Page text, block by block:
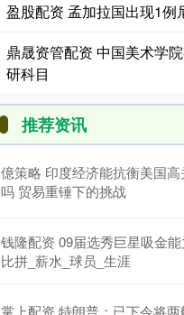
盈股配资 孟加拉国出现1例
鼎晟资管配资 中国美术学
研科目
推荐资讯
億策略 印度经济能抗衡美国高
吗 贸易重锤下的挑战
钱隆配资 09届选秀巨星吸金
比拼_薪水_球员_生涯
掌上配资 特朗普：已下令将两